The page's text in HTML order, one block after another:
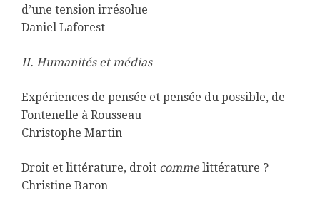
d’une tension irrésolue
Daniel Laforest
II. Humanités et médias
Expériences de pensée et pensée du possible, de
Fontenelle à Rousseau
Christophe Martin
Droit et littérature, droit commelittérature ?
Christine Baron